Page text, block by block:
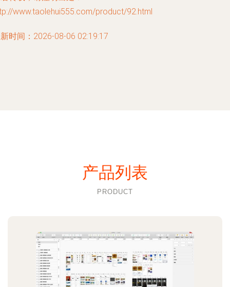
www.taolehui555.com/product/92.html
时间：2026-08-06 02:19:17
产品列表
PRODUCT